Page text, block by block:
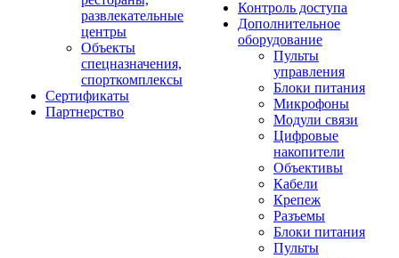
развлекательные
центры
Объекты
спецназначения,
спорткомплексы
Сертификаты
Партнерство
Контроль доступа
Дополнительное
оборудование
Пульты
управления
Блоки питания
Микрофоны
Модули связи
Цифровые
накопители
Объективы
Кабели
Крепеж
Разъемы
Блоки питания
Пульты